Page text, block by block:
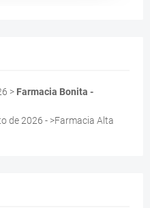
> Farmacia Bonita -
de 2026 - >Farmacia Alta